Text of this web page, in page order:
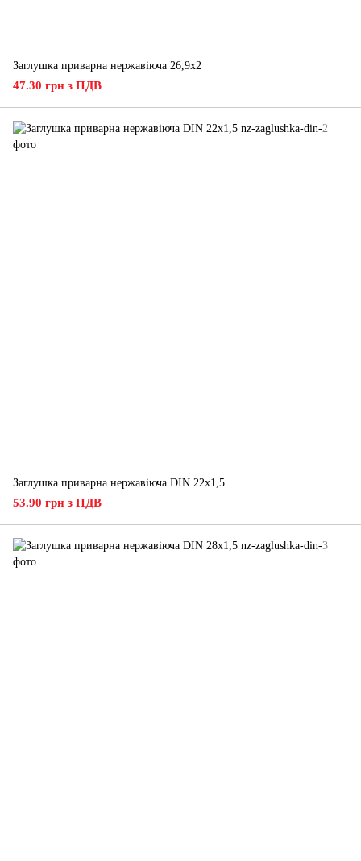
Заглушка приварна нержавіюча 26,9x2
47.30 грн з ПДВ
Заглушка приварна нержавіюча DIN 22x1,5
53.90 грн з ПДВ